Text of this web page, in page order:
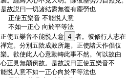
是故説曰一切諸結盡無復有塵勞也
正使五樂音 不能悦人意
不如一正心 向於平等法
正使五樂音不能悦人意 4 者。彼修行人志在
禪定。分別五陰成敗所趣。正使諸天作倡伎
樂。欲使此人心意動轉此事不然。何以故由
心正見無顛倒故。是故説曰正使五樂音不
能悦人意不如一正心向於平等法也